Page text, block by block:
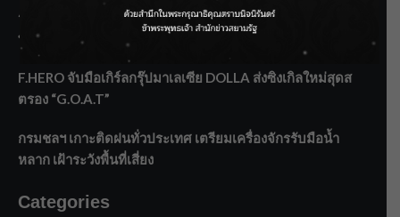
ราชเลขานุการในพระองค์ฯ ติดตามโครงการหุบกะพง–ห้วย
ทรายใต้ เสริมความมั่นคงน้ำเพชรบุรี
F.HERO จับมือเกิร์ลกรุ๊ปมาเลเซีย DOLLA ส่งซิงเกิลใหม่สุดส
ตรอง “G.O.A.T”
กรมชลฯ เกาะติดฝนทั่วประเทศ เตรียมเครื่องจักรรับมือน้ำ
หลาก เฝ้าระวังพื้นที่เสี่ยง
Categories